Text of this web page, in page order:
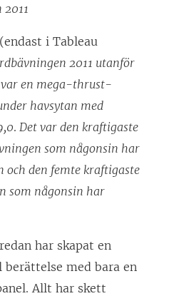
i Tableau
2011 utanför
var en mega-thrust-
havsytan med
. Det var den kraftigaste
som någonsin har
och den femte kraftigaste
som någonsin har
har skapat en
berättelse med bara en
Allt har skett